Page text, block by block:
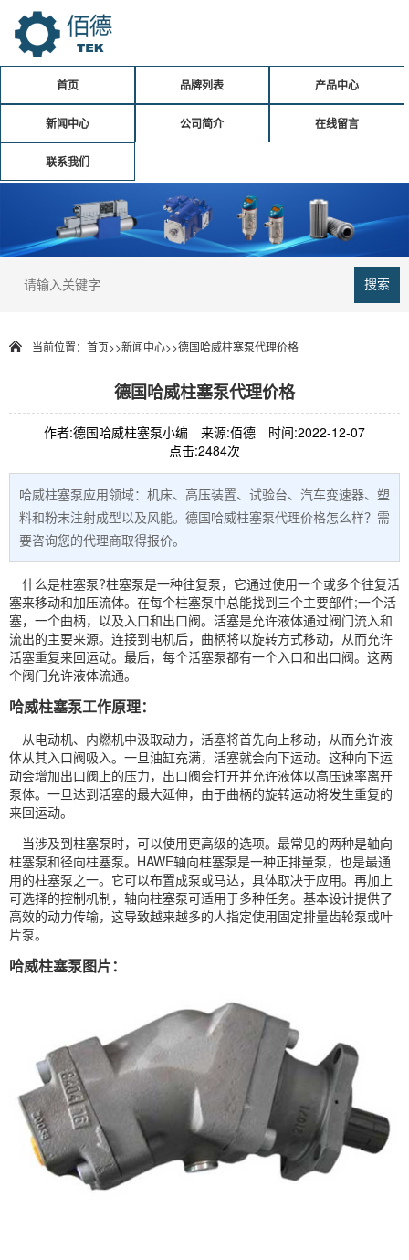
首页 品牌列表 产品中心
新闻中心 公司简介 在线留言
联系我们
搜索
当前位置： 首页>>新闻中心>>德国哈威柱塞泵代理价格
德国哈威柱塞泵代理价格
作者:德国哈威柱塞泵小编 来源:佰德
时间:2022-12-07
点击:2484次
哈威柱塞泵应用领域：机床、高压装置、试验台、汽车变速器、塑
料和粉末注射成型以及风能。德国哈威柱塞泵代理价格怎么样？需
要咨询您的代理商取得报价。
什么是柱塞泵?柱塞泵是一种往复泵，它通过使用一个或多个往复活
塞来移动和加压流体。在每个柱塞泵中总能找到三个主要部件;一个活
塞，一个曲柄，以及入口和出口阀。活塞是允许液体通过阀门流入和
流出的主要来源。连接到电机后，曲柄将以旋转方式移动，从而允许
活塞重复来回运动。最后，每个活塞泵都有一个入口和出口阀。这两
个阀门允许液体流通。
哈威柱塞泵工作原理：
从电动机、内燃机中汲取动力，活塞将首先向上移动，从而允许液
体从其入口阀吸入。一旦油缸充满，活塞就会向下运动。这种向下运
动会增加出口阀上的压力，出口阀会打开并允许液体以高压速率离开
泵体。一旦达到活塞的最大延伸，由于曲柄的旋转运动将发生重复的
来回运动。
当涉及到柱塞泵时，可以使用更高级的选项。最常见的两种是轴向
柱塞泵和径向柱塞泵。 HAWE轴向柱塞泵是一种正排量泵，也是最通
用的柱塞泵之一。它可以布置成泵或马达，具体取决于应用。再加上
可选择的控制机制，轴向柱塞泵可适用于多种任务。基本设计提供了
高效的动力传输，这导致越来越多的人指定使用固定排量齿轮泵或叶
片泵。
哈威柱塞泵图片：